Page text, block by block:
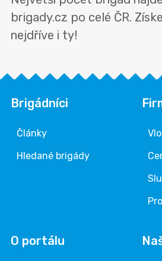
brigady.cz po celé ČR.
nejdříve i ty!
Brigádníci
Články
Hledané brigády
O portálu